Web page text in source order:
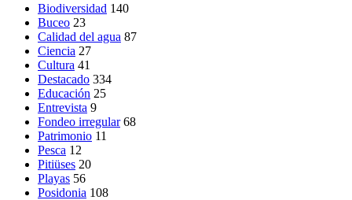
Biodiversidad 140
Buceo 23
Calidad del agua 87
Ciencia 27
Cultura 41
Destacado 334
Educación 25
Entrevista 9
Fondeo irregular 68
Patrimonio 11
Pesca 12
Pitiüses 20
Playas 56
Posidonia 108